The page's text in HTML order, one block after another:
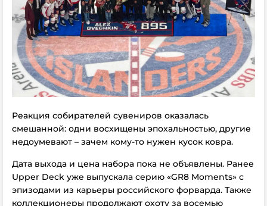
Реакция собирателей сувениров оказалась
смешанной: одни восхищены эпохальностью, другие
недоумевают – зачем кому-то нужен кусок ковра.
Дата выхода и цена набора пока не объявлены. Ранее
Upper Deck уже выпускала серию «GR8 Moments» с
эпизодами из карьеры российского форварда. Также
коллекционеры продолжают охоту за восемью